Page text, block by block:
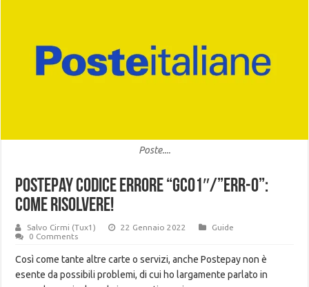
Poste....
Postepay codice errore “GC01″/”ERR-0”:
Come Risolvere!
Salvo Cirmi (Tux1) 22 Gennaio 2022
Guide
0 Comments
Così come tante altre carte o servizi, anche Postepay non è
esente da possibili problemi, di cui ho largamente parlato in